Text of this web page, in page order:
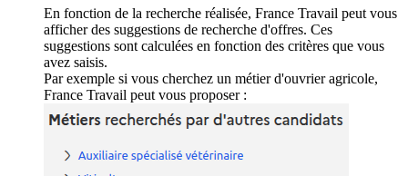
En fonction de la recherche réalisée, France Travail peut vous
afficher des suggestions de recherche d'offres. Ces
suggestions sont calculées en fonction des critères que vous
avez saisis.
Par exemple si vous cherchez un métier d'ouvrier agricole,
France Travail peut vous proposer :